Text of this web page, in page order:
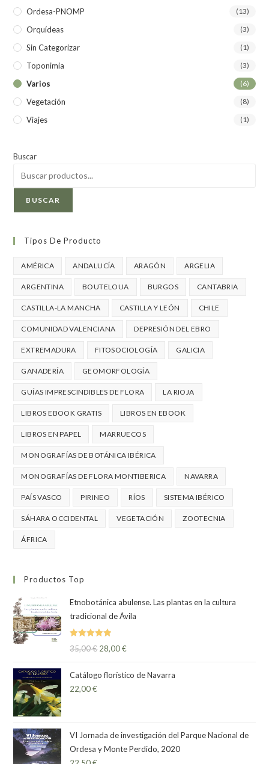
Ordesa-PNOMP (13)
Orquídeas (3)
Sin Categorizar (1)
Toponimia (3)
Varios (6)
Vegetación (8)
Viajes (1)
Buscar
BUSCAR
Tipos De Producto
AMÉRICA ANDALUCÍA ARAGÓN ARGELIA
ARGENTINA BOUTELOUA BURGOS CANTABRIA
CASTILLA-LA MANCHA CASTILLA Y LEÓN CHILE
COMUNIDAD VALENCIANA DEPRESIÓN DEL EBRO
EXTREMADURA FITOSOCIOLOGÍA GALICIA
GANADERÍA GEOMORFOLOGÍA
GUÍAS IMPRESCINDIBLES DE FLORA LA RIOJA
LIBROS EBOOK GRATIS LIBROS EN EBOOK
LIBROS EN PAPEL MARRUECOS
MONOGRAFÍAS DE BOTÁNICA IBÉRICA
MONOGRAFÍAS DE FLORA MONTIBERICA NAVARRA
PAÍS VASCO PIRINEO RÍOS SISTEMA IBÉRICO
SÁHARA OCCIDENTAL VEGETACIÓN ZOOTECNIA
ÁFRICA
Productos Top
Etnobotánica abulense. Las plantas en la cultura
tradicional de Ávila
Valorado
35,00€ 28,00€
Catálogo florístico de Navarra
22,00€
VI Jornada de investigación del Parque Nacional de
Ordesa y Monte Perdido, 2020